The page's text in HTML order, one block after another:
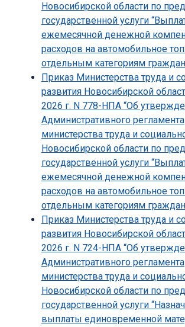
Новосибирской области по
государственной услуги
ежемесячной денежной
расходов на автомобильное
отдельным категориям
Приказ Министерства труда и
развития Новосибирской
2026 г. N 778-НПА “Об
Административного регламента
министерства труда и
Новосибирской области по
государственной услуги
ежемесячной денежной
расходов на автомобильное
отдельным категориям
Приказ Министерства труда и
развития Новосибирской
2026 г. N 724-НПА “Об
Административного регламента
министерства труда и
Новосибирской области по
государственной услуги
выплаты единовременной